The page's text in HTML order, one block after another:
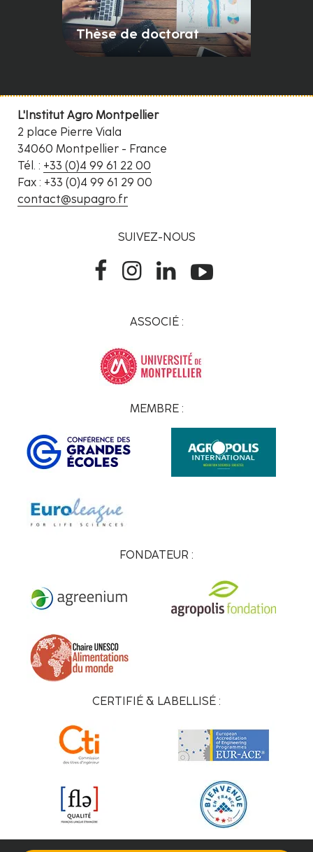
Thèse de doctorat
L'Institut Agro Montpellier
2 place Pierre Viala
34060 Montpellier - France
Tél. : +33 (0)4 99 61 22 00
Fax : +33 (0)4 99 61 29 00
contact@supagro.fr
SUIVEZ-NOUS
ASSOCIÉ :
MEMBRE :
FONDATEUR :
CERTIFIÉ & LABELLISÉ :